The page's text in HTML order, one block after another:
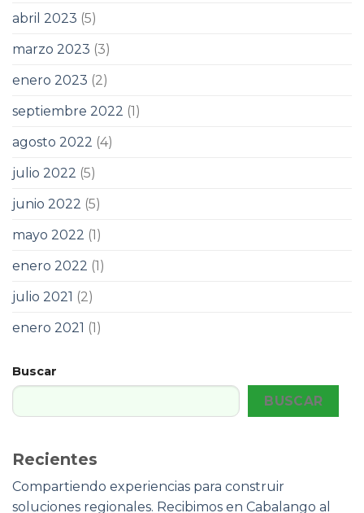
abril 2023 (5)
marzo 2023 (3)
enero 2023 (2)
septiembre 2022 (1)
agosto 2022 (4)
julio 2022 (5)
junio 2022 (5)
mayo 2022 (1)
enero 2022 (1)
julio 2021 (2)
enero 2021 (1)
Buscar
BUSCAR
Recientes
Compartiendo experiencias para construir
soluciones regionales. Recibimos en Cabalango al